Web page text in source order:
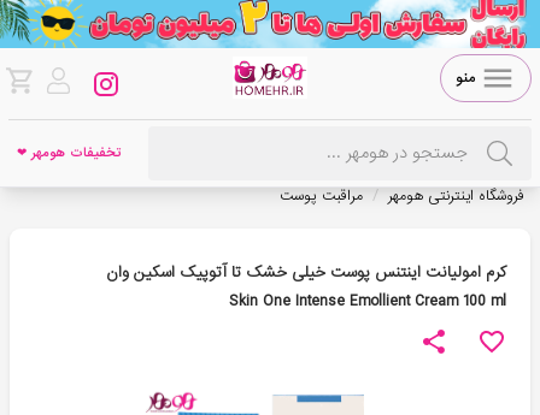
منو
تخفیفات هومهر ❤
فروشگاه اینترنتی هومهر / مراقبت پوست
کرم امولیانت اینتنس پوست خیلی خشک تا آتوپیک اسکین وان
Skin One Intense Emollient Cream 100 ml